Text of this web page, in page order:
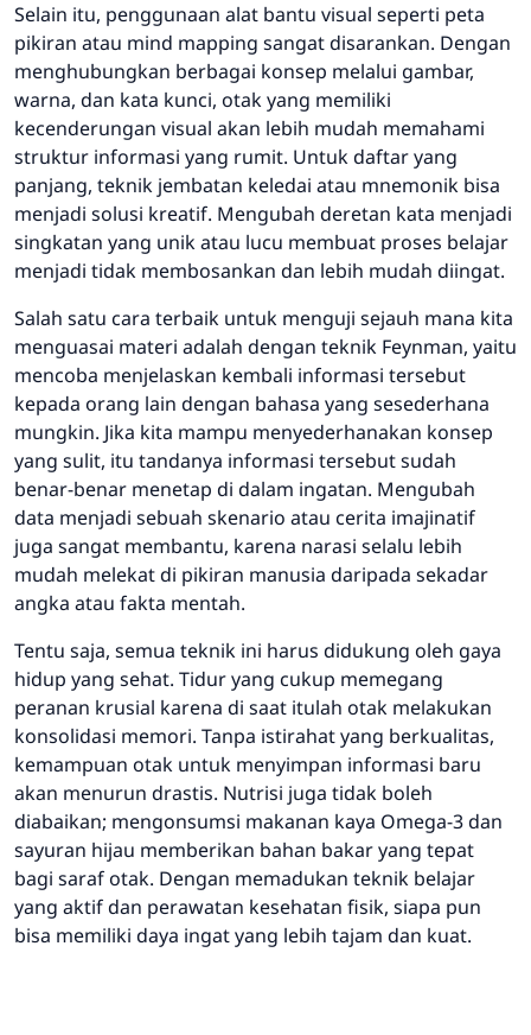
Selain itu, penggunaan alat bantu visual seperti peta
pikiran atau mind mapping sangat disarankan. Dengan
menghubungkan berbagai konsep melalui gambar,
warna, dan kata kunci, otak yang memiliki
kecenderungan visual akan lebih mudah memahami
struktur informasi yang rumit. Untuk daftar yang
panjang, teknik jembatan keledai atau mnemonik bisa
menjadi solusi kreatif. Mengubah deretan kata menjadi
singkatan yang unik atau lucu membuat proses belajar
menjadi tidak membosankan dan lebih mudah diingat.
Salah satu cara terbaik untuk menguji sejauh mana kita
menguasai materi adalah dengan teknik Feynman, yaitu
mencoba menjelaskan kembali informasi tersebut
kepada orang lain dengan bahasa yang sesederhana
mungkin. Jika kita mampu menyederhanakan konsep
yang sulit, itu tandanya informasi tersebut sudah
benar-benar menetap di dalam ingatan. Mengubah
data menjadi sebuah skenario atau cerita imajinatif
juga sangat membantu, karena narasi selalu lebih
mudah melekat di pikiran manusia daripada sekadar
angka atau fakta mentah.
Tentu saja, semua teknik ini harus didukung oleh gaya
hidup yang sehat. Tidur yang cukup memegang
peranan krusial karena di saat itulah otak melakukan
konsolidasi memori. Tanpa istirahat yang berkualitas,
kemampuan otak untuk menyimpan informasi baru
akan menurun drastis. Nutrisi juga tidak boleh
diabaikan; mengonsumsi makanan kaya Omega-3 dan
sayuran hijau memberikan bahan bakar yang tepat
bagi saraf otak. Dengan memadukan teknik belajar
yang aktif dan perawatan kesehatan fisik, siapa pun
bisa memiliki daya ingat yang lebih tajam dan kuat.